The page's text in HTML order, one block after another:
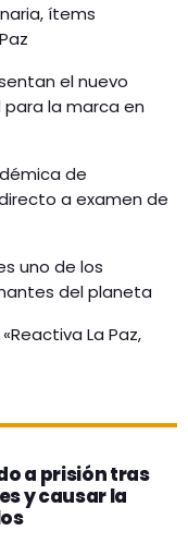
ítems
el nuevo
para la marca en
de
a examen de
uno de los
del planeta
La Paz,
a prisión tras
y causar la